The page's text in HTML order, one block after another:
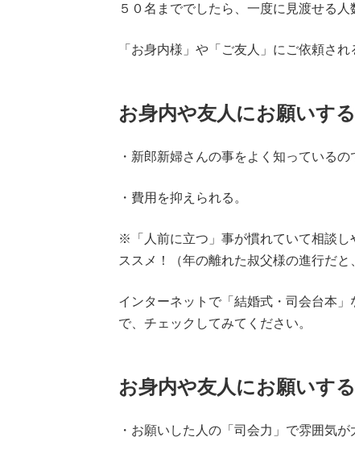
５０名まででしたら、一度に見渡せる人
「お身内様」や「ご友人」にご依頼され
お身内や友人にお願いす
・新郎新婦さんの事をよく知っているの
・費用を抑えられる。
※「人前に立つ」事が慣れていて相談
ススメ！（年の離れた叔父様の進行だ
インターネットで「結婚式・司会台本
で、チェックしてみてください。
お身内や友人にお願いす
・お願いした人の「司会力」で雰囲気が